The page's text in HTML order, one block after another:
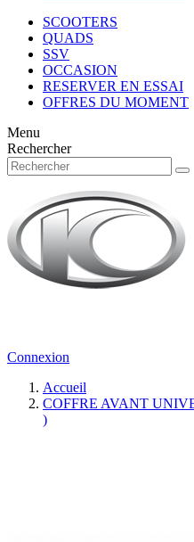
SCOOTERS
QUADS
SSV
OCCASION
RESERVER EN ESSAI
OFFRES DU MOMENT
Menu
Rechercher
Connexion
Accueil
COFFRE AVANT
)